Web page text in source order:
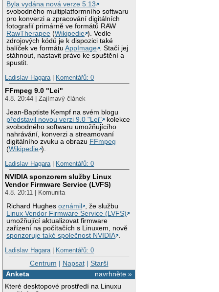
Byla vydána nová verze 5.13
svobodného multiplatformního softwaru
pro konverzi a zpracování digitálních
fotografií primárně ve formátů RAW
RawTherapee (Wikipedie ). Vedle
zdrojových kódů je k dispozici také
balíček ve formátuAppImage . Stačí jej
stáhnout, nastavit právo ke spuštění a
spustit.
Ladislav Hagara| Komentářů: 0
FFmpeg 9.0 "Lei"
4.8. 20:44 | Zajímavý článek
Jean-Baptiste Kempf na svém blogu
představil novou verzi 9.0 "Lei"
kolekce
svobodného softwaru umožňujícího
nahrávání, konverzi a streamovaní
digitálního zvuku a obrazu FFmpeg
(Wikipedie ).
Ladislav Hagara| Komentářů: 0
NVIDIA sponzorem služby Linux
Vendor Firmware Service (LVFS)
4.8. 20:11 | Komunita
Richard Hughesoznámil
, že službu
Linux Vendor Firmware Service (LVFS)
umožňující aktualizovat firmware
zařízení na počítačích s Linuxem, nově
sponzoruje také společnost NVIDIA .
Ladislav Hagara| Komentářů: 0
Centrum | Napsat| Starší
navrhněte »
Anketa
Které desktopové prostředí na Linuxu